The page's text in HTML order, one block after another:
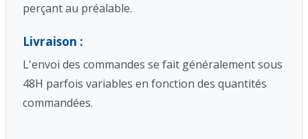
perçant au préalable.
Livraison :
L'envoi des commandes se fait généralement sous
48H parfois variables en fonction des quantités
commandées.